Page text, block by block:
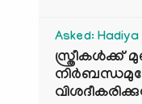
Asked: Hadiya
സ്ത്രീകൾക്ക്